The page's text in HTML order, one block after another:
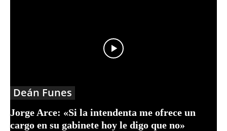
Deán Funes
Jorge Arce: «Si la intendenta me ofrece un
cargo en su gabinete hoy le digo que no»